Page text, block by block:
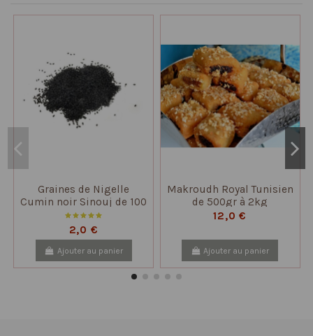
Graines de Nigelle
Cumin noir Sinouj de 100
gr à 1kg
2,0 €
Ajouter au panier
Makroudh Royal Tunisien
de 500gr à 2kg
12,0 €
Ajouter au panier